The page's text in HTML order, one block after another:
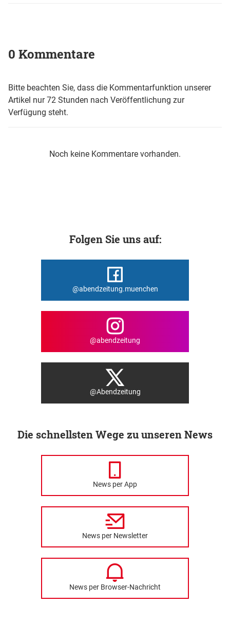
0 Kommentare
Bitte beachten Sie, dass die Kommentarfunktion unserer
Artikel nur 72 Stunden nach Veröffentlichung zur
Verfügung steht.
Noch keine Kommentare vorhanden.
Folgen Sie uns auf:
@abendzeitung.muenchen
@abendzeitung
@Abendzeitung
Die schnellsten Wege zu unseren News
News per App
News per Newsletter
News per Browser-Nachricht